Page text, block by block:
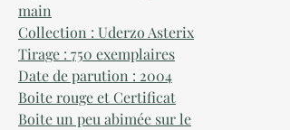
main
Collection : Uderzo Asterix
Tirage : 750 exemplaires
Date de parution : 2004
Boite rouge et Certificat
Boite un peu abimée sur le